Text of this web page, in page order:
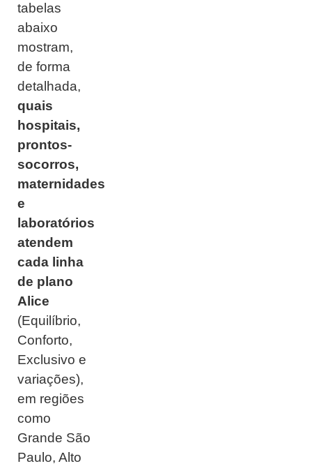
tabelas
abaixo
mostram,
de forma
detalhada,
quais
hospitais,
prontos-
socorros,
maternidades
e
laboratórios
atendem
cada linha
de plano
Alice
(Equilíbrio,
Conforto,
Exclusivo e
variações),
em regiões
como
Grande São
Paulo, Alto